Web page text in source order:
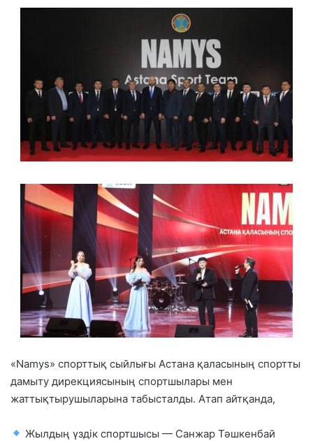
«Namys» спорттық сыйлығы Астана қаласының спортты
дамыту дирекциясының спортшылары мен
жаттықтырушыларына табысталды. Атап айтқанда,
Жылдың үздік спортшысы — Санжар Тәшкенбай